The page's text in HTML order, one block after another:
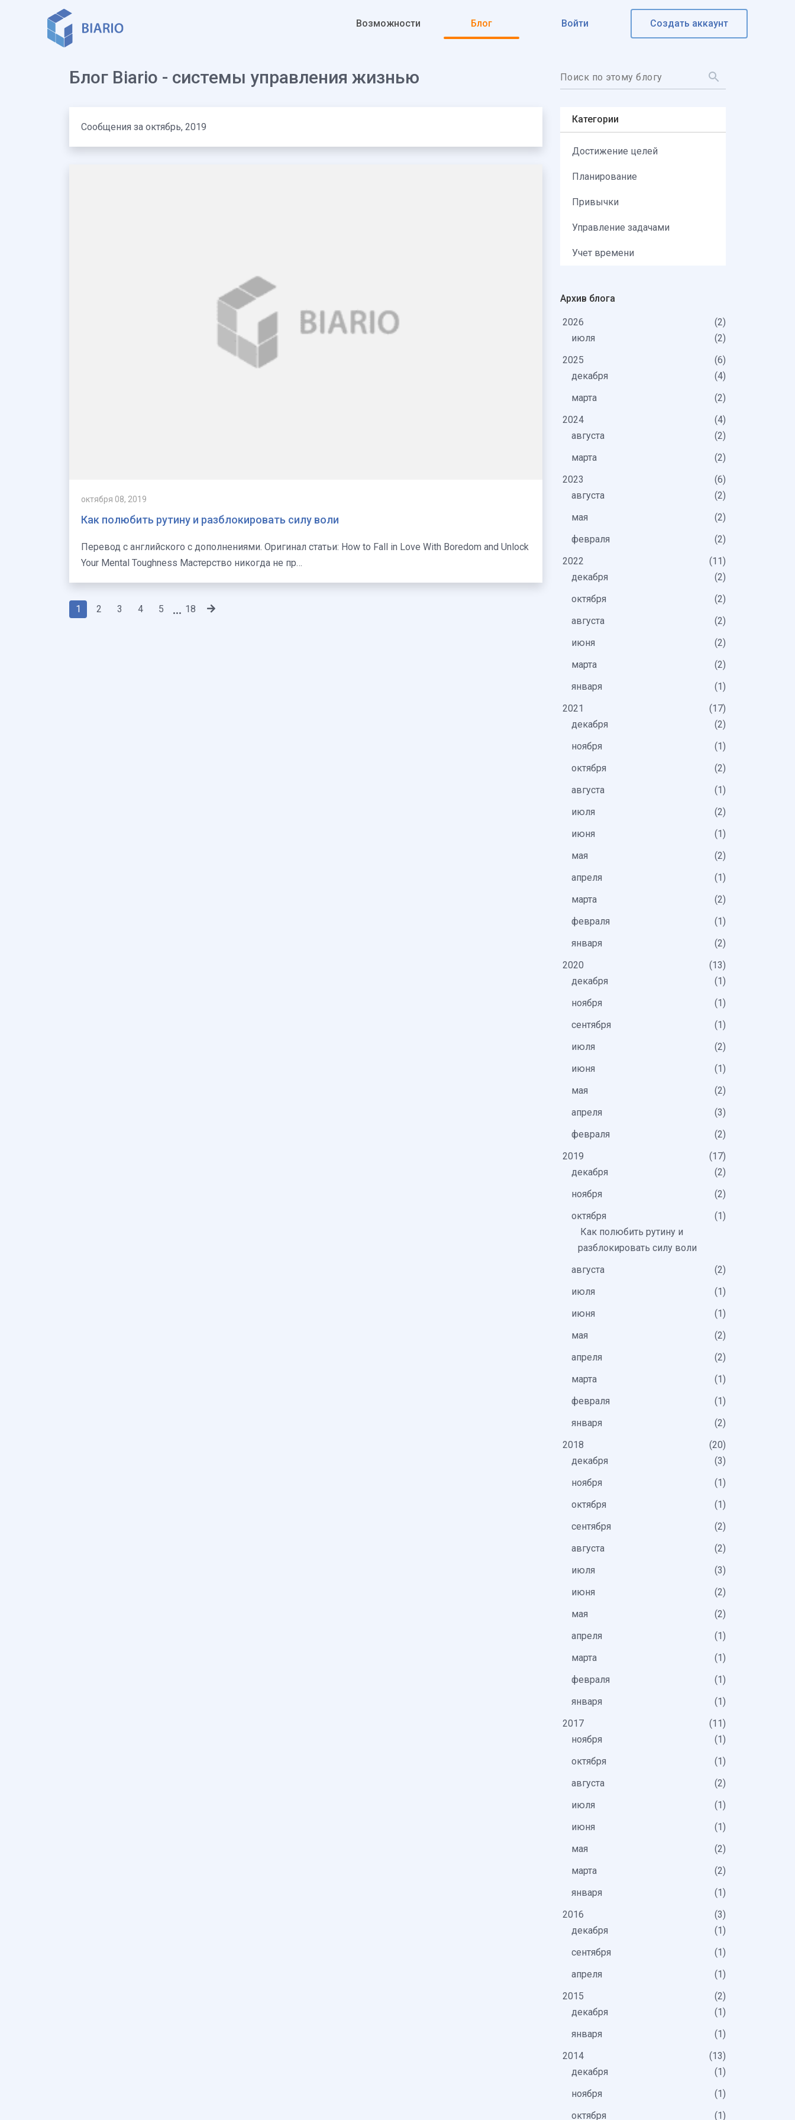
Возможности Блог Войти Создать аккаунт
Блог Biario - системы управления жизнью
Сообщения за октябрь, 2019
октября 08, 2019
Как полюбить рутину и разблокировать силу воли
Перевод с английского с дополнениями. Оригинал статьи: How to Fall in Love With Boredom and Unlock
Your Mental Toughness Мастерство никогда не пр…
1 2 3 4 5 ... 18
Категории
Достижение целей
Планирование
Привычки
Управление задачами
Учет времени
Архив блога
2026
2
июля
2
2025
6
декабря
4
марта
2
2024
4
августа
2
марта
2
2023
6
августа
2
мая
2
февраля
2
2022
11
декабря
2
октября
2
августа
2
июня
2
марта
2
января
1
2021
17
декабря
2
ноября
1
октября
2
августа
1
июля
2
июня
1
мая
2
апреля
1
марта
2
февраля
1
января
2
2020
13
декабря
1
ноября
1
сентября
1
июля
2
июня
1
мая
2
апреля
3
февраля
2
2019
17
декабря
2
ноября
2
октября
1
Как полюбить рутину и
разблокировать силу воли
августа
2
июля
1
июня
1
мая
2
апреля
2
марта
1
февраля
1
января
2
2018
20
декабря
3
ноября
1
октября
1
сентября
2
августа
2
июля
3
июня
2
мая
2
апреля
1
марта
1
февраля
1
января
1
2017
11
ноября
1
октября
1
августа
2
июля
1
июня
1
мая
2
марта
2
января
1
2016
3
декабря
1
сентября
1
апреля
1
2015
2
декабря
1
января
1
2014
13
декабря
1
ноября
1
октября
1